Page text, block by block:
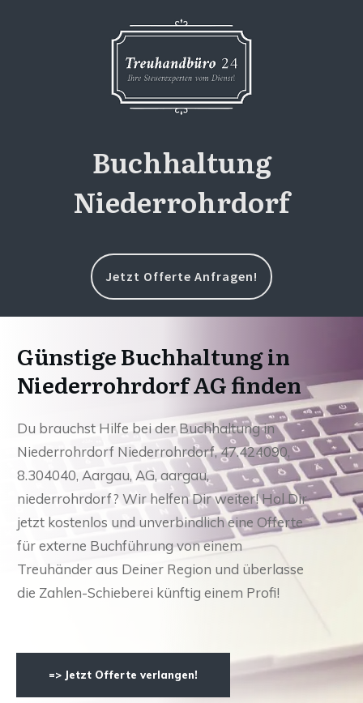
Buchhaltung
Niederrohrdorf
Jetzt Offerte Anfragen!
Günstige Buchhaltung in
Niederrohrdorf AG finden
Du brauchst Hilfe bei der Buchhaltung in
Niederrohrdorf Niederrohrdorf, 47.424090,
8.304040, Aargau, AG, aargau,
niederrohrdorf? Wir helfen Dir weiter! Hol Dir
jetzt kostenlos und unverbindlich eine Offerte
für externe Buchführung von einem
Treuhänder aus Deiner Region und überlasse
die Zahlen-Schieberei künftig einem Profi!
=> Jetzt Offerte verlangen!